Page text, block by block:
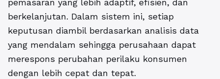
pemasaran yang lebih adaptif, efisien, dan
berkelanjutan. Dalam sistem ini, setiap
keputusan diambil berdasarkan analisis data
yang mendalam sehingga perusahaan dapat
merespons perubahan perilaku konsumen
dengan lebih cepat dan tepat.